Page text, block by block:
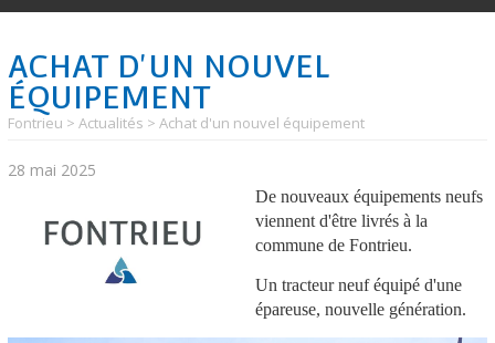
ACHAT D'UN NOUVEL
ÉQUIPEMENT
Fontrieu Actualités Achat d'un nouvel équipement
28 mai 2025
De nouveaux équipements neufs
viennent d'être livrés à la
commune de Fontrieu.
Un tracteur neuf équipé d'une
épareuse, nouvelle génération.